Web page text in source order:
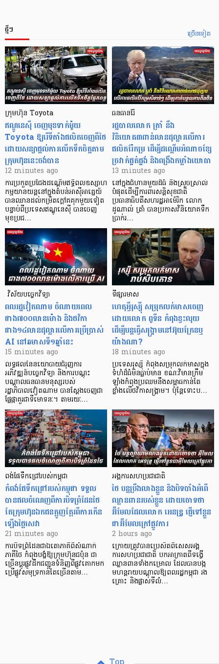
ច្រើនទៀត
ថ្មីៗ
ក្រុមហ៊ុន Toyota
ឥណ្ឌូនេស៊ី ចេញមុខទាក់ម៉ូយ
Toyota ឱ្យរើទីតាំងផលិតចេញពីថៃ
ដោយសន្យាផ្តល់ការលើកទឹកចិត្តតាម
ក្រុមហ៊ុននេះចង់បាន
12 minutes ago
ការប្រកួតប្រជែងដណ្តើមឥទ្ធិពលឧស្សាហ
កម្មយានយន្តនៅក្នុងតំបន់អាស៊ីអាគ្នេយ៍
បានឈានដល់កម្រិតក្ដៅគគុកមួយទៀត
បន្ទាប់ពីប្រទេសឥណ្ឌូនេស៊ី បានចេញ
មុខប្រជ…
ធនធានរ៉ែ
​រដ្ឋបាលលោក ត្រាំ នឹង​
វិនិយោគ៣ពាន់លានដុល្លារលើការ
ផលិតរ៉ែកម្រ ដើម្បីដណ្តើមអំណាចខ្សែ
ច្រវាក់ផ្គត់ផ្គង់ និងពង្រឹងកម្លាំងយោធា
13 minutes ago
នៅក្នុងជំហានមួយដ៏ធំ និងស្រួចស្រាល់
បំផុតដើម្បីការពារសន្តិសុខជាតិ
ប្រធានាធិបតីសហរដ្ឋអាម៉េរិក លោក
ដូណាល់ ត្រាំ បានប្រកាសវិនិយោគទឹក
ប្រាក់រ…
​​​​​​​​​​​​​​​​​​​​​​​​​​​​​ វិស័យបច្ចេកវិទ្យា
ពលរដ្ឋវៀតណាម ​ចំណាយពេល
ជាង៧០០លានម៉ោង និងថវិកា
ជាង១៤លានដុល្លារលើការប្រើប្រាស់
AI នៅឆមាសទី១ឆ្នាំនេះ
15 minutes ago
លទ្ធផលនៃនយោបាយជំរុញការ
អភិវឌ្ឍន៍បច្ចេកវិទ្យា និងការបណ្តុះ
បណ្តាលធនធានមនុស្សរបស់
រដ្ឋាភិបាលវៀតណាម បានស្តែងចេញជា
ផ្លែផ្កាគួរជាទីមោទនៈ។ តាមរយៈ…
ទីផ្សារមាស
ហេតុអ្វីរុស្ស៊ី សម្រុកលក់មាសចេញ
ដោយលោក ពូទីន កំពុងខ្វះ​លុយ
ដើម្បីបន្តធ្វើសង្គ្រាមនៅអ៊ុយក្រែនឬ
យ៉ាងណា?
18 minutes ago
ប្រទេសរុស្ស៊ី កំពុងសម្រុក​លក់មាសក្នុង
ទំហំដ៏ធំមិនធ្លាប់​មាន ខណៈវិមានក្រឹម
ឡាំងកំពុងប្រឈមនឹង​សម្ពាធកាន់តែ
ខ្លាំងលើថវិកាសង្គ្រាម។ ប៉ុន្តែទោះប…
ពង់ផែទឹកជ្រៅរបស់កម្ពុជា
កំពង់ផែទឹកជ្រៅរបស់​កម្ពុជា ទទួល​
បាន​ផលចំណេញពីការបិទព្រំដែនថៃ
តែក្រុមហ៊ុនឯកជនត្អូញត្អែរពីការកើន
ឡើងថ្លៃសេវា
21 minutes ago
ការបិទព្រំដែនជាឯតោភាគីពីសំណាក់
ភាគីថៃ កំពុងបង្ខំឱ្យក្រុមហ៊ុនជប៉ុន ជា
ច្រើនប្តូរផ្លូវដឹកជញ្ជូនទំនិញពីផ្លូវគោកមក
ប្រើផ្លូវសមុទ្រកាន់តែច្រើនតាម…
អង្គការសហប្រជាជាតិ
ថៃ បន្តប្រឹងលាងខ្លួន និងបិទបាំងអំពើ
ឈ្លានពានរបស់ខ្លួន ដោយចោទថា
អ៊ីមែលដែលលោក អេនឌ្រូ ផ្ញើទៅខ្លួន
ជាអ៊ីមែលក្រៅផ្លូវការ
2 hours ago
ក្រោយត្រូវបានប្រេសិតពិសេសអង្គ
ការសហប្រជាជាតិ បកអាក្រាតពីទង្វើ
ឈ្លានពានទាំងកម្រោល ដែលបានបង្ក
មហន្តរាយបណ្តាលឱ្យពលរដ្ឋកម្ពុជា រង
គ្រោះ និងផ្លាស់ទីលំ…